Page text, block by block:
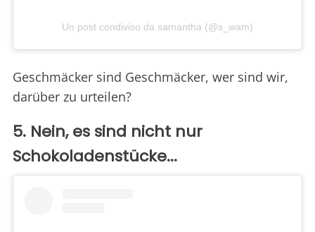
Un post condiviso da samantha (@s_wam)
Geschmäcker sind Geschmäcker, wer sind wir,
darüber zu urteilen?
5. Nein, es sind nicht nur
Schokoladenstücke...